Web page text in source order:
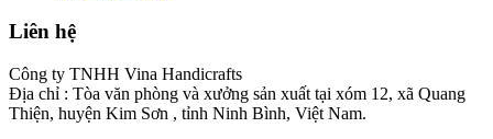
Liên hệ
Công ty TNHH Vina Handicrafts
Địa chỉ : Tòa văn phòng và xưởng sản xuất tại xóm 12, xã Quang
Thiện, huyện Kim Sơn , tỉnh Ninh Bình, Việt Nam.